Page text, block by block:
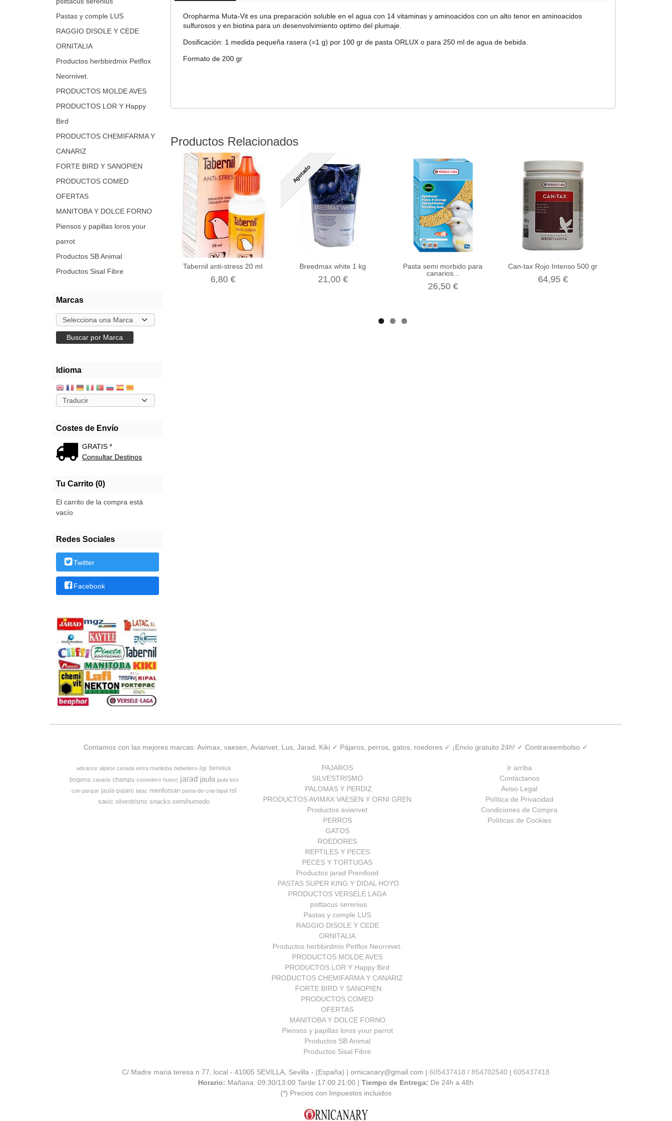
Pastas y comple LUS
RAGGIO DISOLE Y CEDE
ORNITALIA
Productos herbbirdmix Petflox
Neornivet.
PRODUCTOS MOLDE AVES
PRODUCTOS LOR Y Happy
Bird
PRODUCTOS CHEMIFARMA Y
CANARIZ
FORTE BIRD Y SANOPIEN
PRODUCTOS COMED
OFERTAS
MANITOBA Y DOLCE FORNO
Piensos y papillas loros your
parrot
Productos SB Animal
Productos Sisal Fibre
Marcas
Idioma
Costes de Envío
GRATIS *
Consultar Destinos
Tu Carrito (0)
El carrito de la compra está
vacío
Redes Sociales
Twitter
Facebook
Oropharma Muta-Vit es una preparación soluble en el agua con 14 vitaminas y aminoacidos con un alto tenor en aminoacidos
sulfurosos y en biotina para un desenvolvimiento optimo del plumaje.
Dosificación: 1 medida pequeña rasera (=1 g) por 100 gr de pasta ORLUX o para 250 ml de agua de bebida.
Formato de 200 gr
Productos Relacionados
Tabernil anti-stress 20 ml
6,80 €
Agotado
Breedmax white 1 kg
21,00 €
Pasta semi morbido para
canarios...
26,50 €
Can-tax Rojo Intenso 500 gr
64,95 €
Contamos con las mejores marcas: Avimax, vaesen, Avianvet, Lus, Jarad, Kiki ✓ Pájaros, perros, gatos, roedores ✓ ¡Envío gratuito 24h! ✓ Contrareembolso ✓
advance alpiste canada extra manitoba bebedero-2gr benelux
bogena canario champu comedero huevo jarad jaula jaula loro
con parque jaula-pajaro latac menforsan pasta-de-cria-bipal rsl
savic silvestrismo snacks-semihumedo
PAJAROS
SILVESTRISMO
PALOMAS Y PERDIZ
PRODUCTOS AVIMAX VAESEN Y ORNI GREN
Productos avianvet
PERROS
GATOS
ROEDORES
REPTILES Y PECES
PECES Y TORTUGAS
Productos jarad Prenifood
PASTAS SUPER KING Y DIDAL HOYO
PRODUCTOS VERSELE LAGA
psittacus serenius
Pastas y comple LUS
RAGGIO DISOLE Y CEDE
ORNITALIA
Productos herbbirdmix Petflox Neornivet.
PRODUCTOS MOLDE AVES
PRODUCTOS LOR Y Happy Bird
PRODUCTOS CHEMIFARMA Y CANARIZ
FORTE BIRD Y SANOPIEN
PRODUCTOS COMED
OFERTAS
MANITOBA Y DOLCE FORNO
Piensos y papillas loros your parrot
Productos SB Animal
Productos Sisal Fibre
Ir arriba
Contáctanos
Aviso Legal
Política de Privacidad
Condiciones de Compra
Políticas de Cookies
C/ Madre maria teresa n 77, local - 41005 SEVILLA, Sevilla - (España) | ornicanary@gmail.com |605437418 / 854702540 |605437418
Horario: Mañana: 09:30/13:00 Tarde 17:00 21:00 |Tiempo de Entrega: De 24h a 48h
(*) Precios con Impuestos incluidos